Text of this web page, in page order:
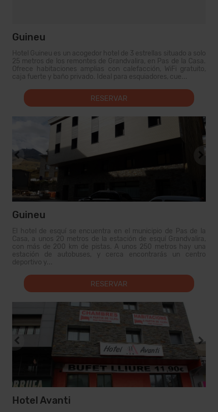
Guineu
Hotel Guineu es un acogedor hotel de 3 estrellas situado a solo
25 metros de los remontes de Grandvalira, en Pas de la Casa.
Ofrece habitaciones amplias con calefacción, WiFi gratuito,
caja fuerte y baño privado. Ideal para esquiadores, cue...
RESERVAR
Guineu
El hotel de esquí se encuentra en el municipio de Pas de la
Casa, a unos 20 metros de la estación de esquí Grandvalira,
con más de 200 km de pistas. A unos 250 metros hay una
estación de autobuses, y cerca encontrarás un centro
deportivo y...
RESERVAR
Hotel Avanti